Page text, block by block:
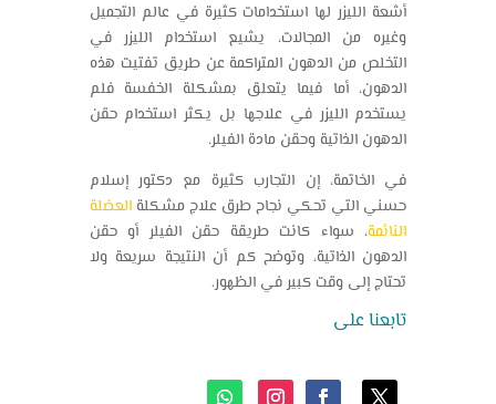
أشعة الليزر لها استخدامات كثيرة في عالم التجميل
وغيره من المجالات، يشيع استخدام الليزر في
التخلص من الدهون المتراكمة عن طريق تفتيت هذه
الدهون، أما فيما يتعلق بمشكلة الخفسة فلم
يستخدم الليزر في علاجها بل يكثر استخدام حقن
الدهون الذاتية وحقن مادة الفيلر.
في الخاتمة، إن التجارب كثيرة مع دكتور إسلام
حسني التي تحكي نجاح طرق علاج مشكلةالعضلة
النائمة، سواء كانت طريقة حقن الفيلر أو حقن
الدهون الذاتية، وتوضح كم أن النتيجة سريعة ولا
تحتاج إلى وقت كبير في الظهور.
تابعنا على